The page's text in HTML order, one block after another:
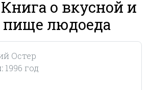
о вкусной и
пище людоеда
Остер
1996 год